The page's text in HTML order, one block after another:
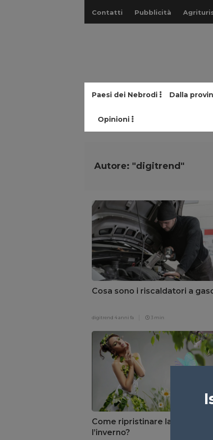
Contatti Pubblicità
Paesi dei Nebrodi Dalla
Opinioni
Autore: "digitrend"
Cosa sono i riscaldatori a
digitrend 4 anni fa 3 min
Come ripristinare la pelle dopo
l’inverno?